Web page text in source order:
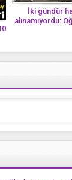
İki gündür
alınamıyordu: